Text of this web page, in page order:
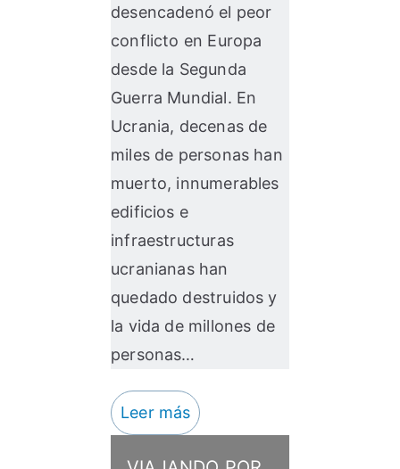
desencadenó el peor
conflicto en Europa
desde la Segunda
Guerra Mundial. En
Ucrania, decenas de
miles de personas han
muerto, innumerables
edificios e
infraestructuras
ucranianas han
quedado destruidos y
la vida de millones de
personas…
Leer más